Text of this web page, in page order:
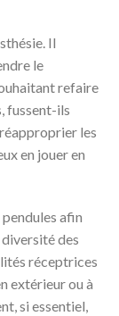
Il
le
refaire
fussent-ils
les
en jouer en
afin
des
réceptrices
extérieur ou à
si essentiel,